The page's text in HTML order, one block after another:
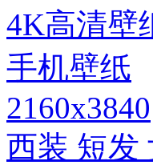
2160x3840
西装 短发